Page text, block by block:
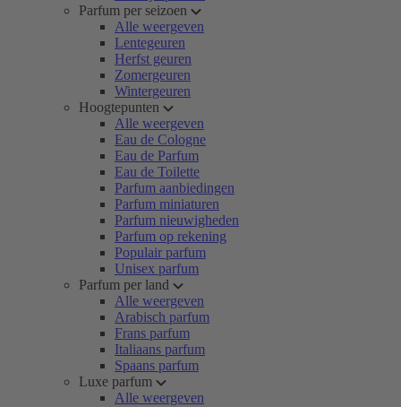
Parfum per seizoen
Alle weergeven
Lentegeuren
Herfst geuren
Zomergeuren
Wintergeuren
Hoogtepunten
Alle weergeven
Eau de Cologne
Eau de Parfum
Eau de Toilette
Parfum aanbiedingen
Parfum miniaturen
Parfum nieuwigheden
Parfum op rekening
Populair parfum
Unisex parfum
Parfum per land
Alle weergeven
Arabisch parfum
Frans parfum
Italiaans parfum
Spaans parfum
Luxe parfum
Alle weergeven